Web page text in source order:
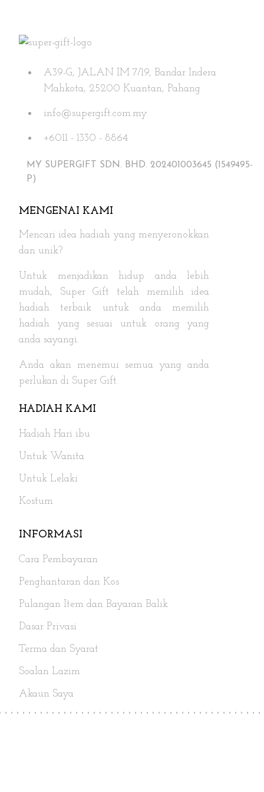
options
be
chosen
on
product
page
A39-G, JALAN IM 7/19, Bandar Indera
Mahkota, 25200 Kuantan, Pahang
info@supergift.com.my
+6011 - 1330 - 8864
MY SUPERGIFT SDN. BHD. 202401003645 (1549495-
P)
MENGENAI KAMI
Mencari idea hadiah yang menyeronokkan
dan unik?
Untuk menjadikan hidup anda lebih
mudah, Super Gift telah memilih idea
hadiah terbaik untuk anda memilih
hadiah yang sesuai untuk orang yang
anda sayangi.
Anda akan menemui semua yang anda
perlukan di Super Gift.
HADIAH KAMI
Hadiah Hari ibu
Untuk Wanita
Untuk Lelaki
Kostum
INFORMASI
Cara Pembayaran
Penghantaran dan Kos
Pulangan Item dan Bayaran Balik
Dasar Privasi
Terma dan Syarat
Soalan Lazim
Akaun Saya